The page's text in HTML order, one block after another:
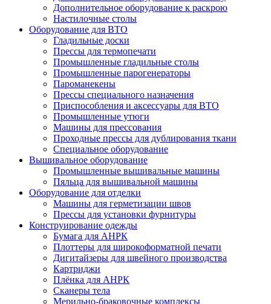
Дополнительное оборудование к раскрою
Настилочные столы
Оборудование для ВТО
Гладильные доски
Прессы для термопечати
Промышленные гладильные столы
Промышленные парогенераторы
Пароманекены
Прессы специального назначения
Приспособления и аксессуары для ВТО
Промышленные утюги
Машины для прессования
Проходные прессы для дублирования ткани
Специальное оборудование
Вышивальное оборудование
Промышленные вышивальные машины
Пяльца для вышивальной машины
Оборудование для отделки
Машины для герметизации швов
Прессы для установки фурнитуры
Конструирование одежды
Бумага для АНРК
Плоттеры для широкоформатной печати
Дигитайзеры для швейного производства
Картриджи
Плёнка для АНРК
Сканеры тела
Мерильно-браковочные комплексы